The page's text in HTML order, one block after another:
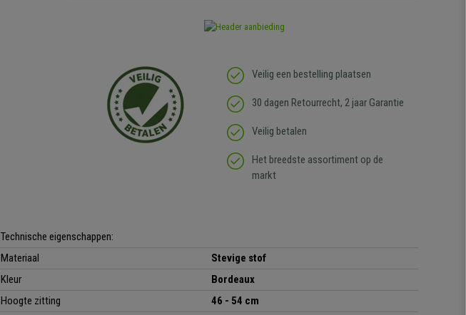
Veilig een bestelling plaatsen
30 dagen Retourrecht, 2 jaar Garantie
Veilig betalen
Het breedste assortiment op de
markt
Technische eigenschappen:
Materiaal
Stevige stof
Kleur
Bordeaux
Hoogte zitting
46 - 54 cm